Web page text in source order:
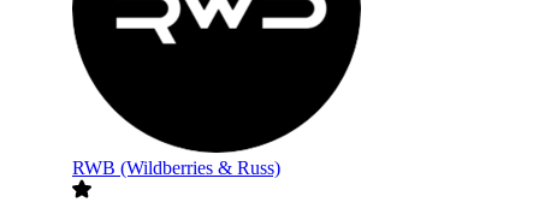
RWB (Wildberries & Russ)